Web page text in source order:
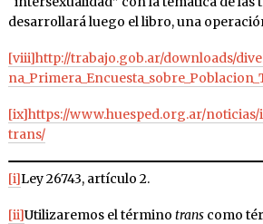
desarrollará luego el libro, una
[viii]http://trabajo.gob.ar/downloads/
[ix]https://www.huesped.org.ar/
trans/
[i]Ley 26743, artículo 2.
[ii]Utilizaremos el término transcomo